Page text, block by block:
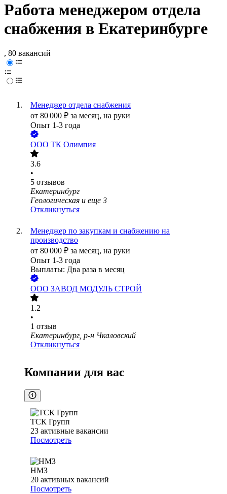
Работа менеджером отдела
снабжения в Екатеринбурге
, 80 вакансий
Менеджер отдела снабжения
от 80 000 ₽ за месяц, на руки
Опыт 1-3 года
ООО ТК Олимпия
3.6
•
5 отзывов
Екатеринбург
Геологическая и еще 3
Откликнуться
Менеджер по закупкам и снабжению на
производство
от 80 000 ₽ за месяц, на руки
Опыт 1-3 года
Выплаты: Два раза в месяц
ООО ЗАВОД МОДУЛЬ СТРОЙ
1.2
•
1 отзыв
Екатеринбург, р-н Чкаловский
Откликнуться
Компании для вас
ТСК Групп
23 активные вакансии
Посмотреть
НМЗ
20 активных вакансий
Посмотреть